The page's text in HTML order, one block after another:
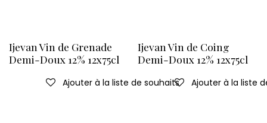
Ijevan Vin de Grenade
Demi-Doux 12% 12x75cl
Ajouter à la liste de souhaits
Ijevan Vin de Coing
Demi-Doux 12% 12x75cl
Ajouter à la liste